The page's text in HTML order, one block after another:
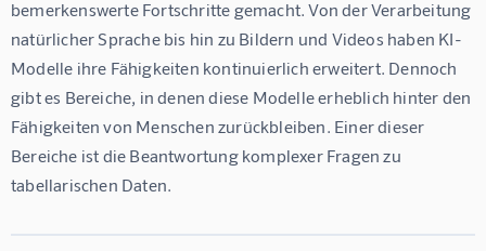
bemerkenswerte Fortschritte gemacht. Von der Verarbeitung
natürlicher Sprache bis hin zu Bildern und Videos haben KI-
Modelle ihre Fähigkeiten kontinuierlich erweitert. Dennoch
gibt es Bereiche, in denen diese Modelle erheblich hinter den
Fähigkeiten von Menschen zurückbleiben. Einer dieser
Bereiche ist die Beantwortung komplexer Fragen zu
tabellarischen Daten.